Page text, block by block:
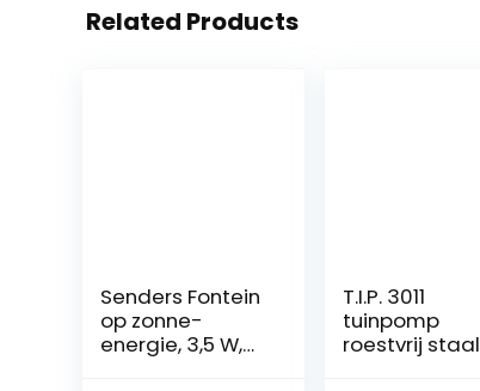
Related Products
Senders Fontein
op zonne-
energie, 3,5 W,
T.I.P. 3011
tuinpomp
roestvrij staal